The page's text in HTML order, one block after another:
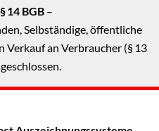
14 BGB –
Selbständige, öffentliche
Verkauf an Verbraucher (§ 13